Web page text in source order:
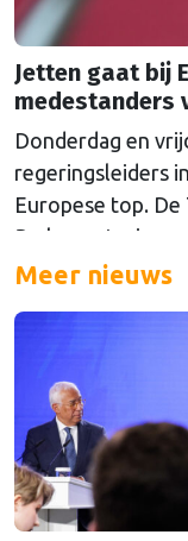
Jetten gaat bij
medestanders
Donderdag en
regeringsleiders
Europese top.
Parlement
mogen we
Meer nieuws